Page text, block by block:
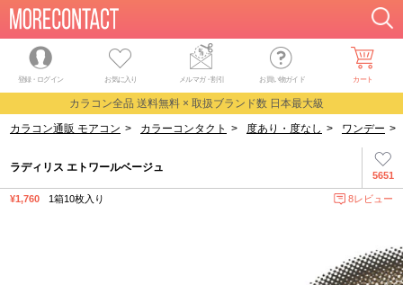
登録・ログイン お気に入り メルマガ・割引 お買い物ガイド カート
カラコン全品 送料無料 × 取扱ブランド数 日本最大級
カラコン通販 モアコン > カラーコンタクト > 度あり・度なし > ワンデー >
5651
ラディリス エトワールベージュ
¥1,760 1箱10枚入り 8レビュー